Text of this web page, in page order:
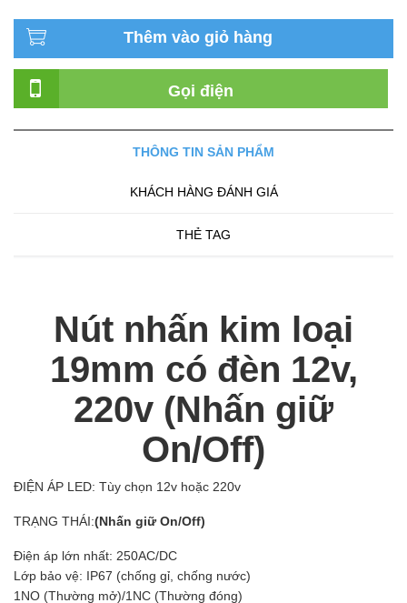
Thêm vào giỏ hàng
Gọi điện
THÔNG TIN SẢN PHẨM
KHÁCH HÀNG ĐÁNH GIÁ
THẺ TAG
Nút nhấn kim loại
19mm có đèn 12v,
220v (Nhấn giữ
On/Off)
ĐIỆN ÁP LED: Tùy chọn 12v hoặc 220v
TRẠNG THÁI:(Nhấn giữ On/Off)
Điện áp lớn nhất: 250AC/DC
Lớp bảo vệ: IP67 (chống gỉ, chống nước)
1NO (Thường mở)/1NC (Thường đóng)